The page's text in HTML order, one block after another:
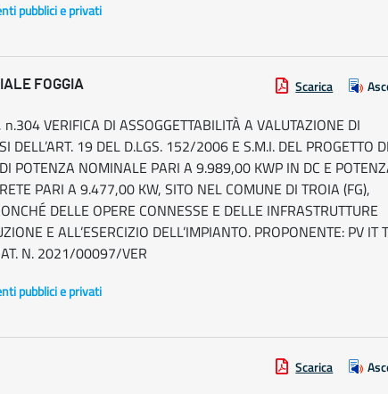
pubblici e privati
FOGGIA Scarica
VERIFICA DI ASSOGGETTABILITÀ A VALUTAZIONE DI
DELL’ART. 19 DEL D.LGS. 152/2006 E S.M.I. DEL PROGETTO DI
POTENZA NOMINALE PARI A 9.989,00 KWP IN DC E
PARI A 9.477,00 KW, SITO NEL COMUNE DI TROIA (FG),
DELLE OPERE CONNESSE E DELLE INFRASTRUTTURE
E ALL’ESERCIZIO DELL’IMPIANTO. PROPONENTE: PV IT
N. 2021/00097/VER
pubblici e privati
Scarica